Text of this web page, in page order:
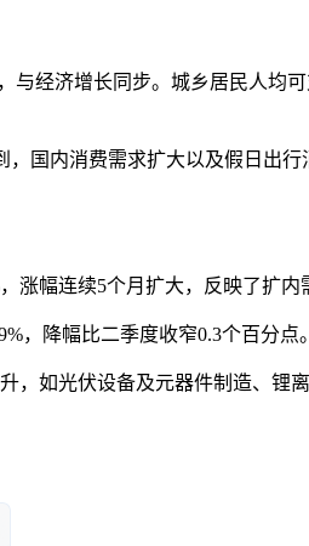
经济增长同步。城乡居民人均
国内消费需求扩大以及假日出行
幅连续5个月扩大，反映了扩内
降幅比二季度收窄0.3个百分点。
如光伏设备及元器件制造、锂